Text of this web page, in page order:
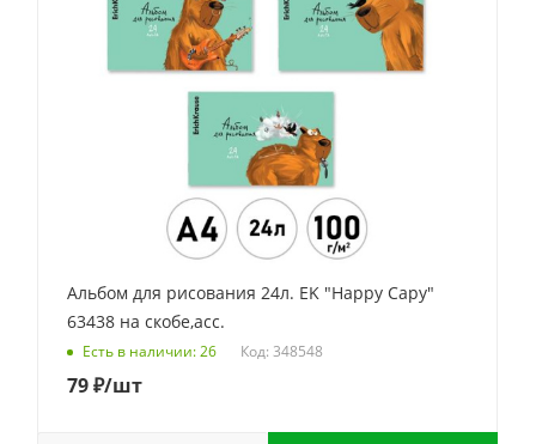
Альбом для рисования 24л. EK "Happy Capy"
63438 на скобе,асс.
Есть в наличии: 26 Код: 348548
79₽/шт